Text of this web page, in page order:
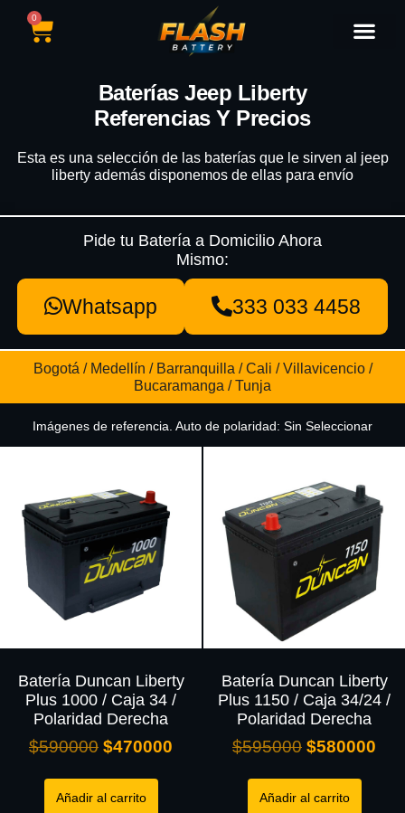
0
Baterías Jeep Liberty
Referencias Y Precios
Esta es una selección de las baterías que le sirven al jeep
liberty además disponemos de ellas para envío
Pide tu Batería a Domicilio Ahora
Mismo:
Whatsapp 333 033 4458
Bogotá / Medellín / Barranquilla / Cali / Villavicencio /
Bucaramanga / Tunja
Imágenes de referencia. Auto de polaridad: Sin Seleccionar
Batería Duncan Liberty
Plus 1000 / Caja 34 /
Polaridad Derecha
$590000 $470000
Añadir al carrito
Batería Duncan Liberty
Plus 1150 / Caja 34/24 /
Polaridad Derecha
$595000 $580000
Añadir al carrito